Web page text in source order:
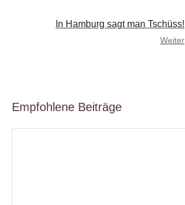
In Hamburg sagt man Tschüss!
Weiter
Empfohlene Beiträge